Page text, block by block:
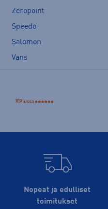
Zeropoint
Speedo
Salomon
Vans
Nopeat ja edulliset
toimitukset